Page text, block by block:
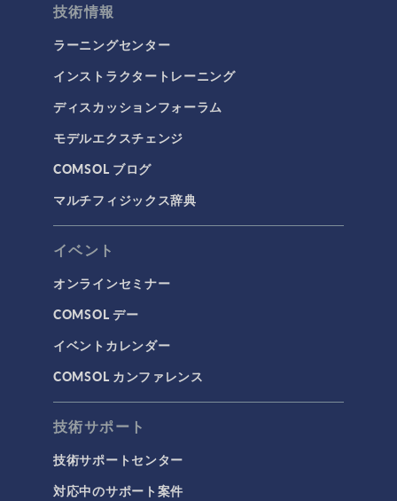
技術情報
ラーニングセンター
インストラクタートレーニング
ディスカッションフォーラム
モデルエクスチェンジ
COMSOL ブログ
マルチフィジックス辞典
イベント
オンラインセミナー
COMSOL デー
イベントカレンダー
COMSOL カンファレンス
技術サポート
技術サポートセンター
対応中のサポート案件